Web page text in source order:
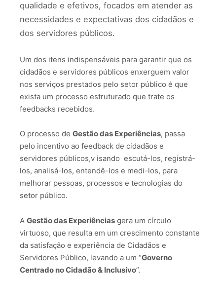
qualidade e efetivos, focados em atender as
necessidades e expectativas dos cidadãos e
dos servidores públicos.
Um dos itens indispensáveis para garantir que os
cidadãos e servidores públicos enxerguem valor
nos serviços prestados pelo setor público é que
exista um processo estruturado que trate os
feedbacks recebidos.
O processo de Gestão das Experiências, passa
pelo incentivo ao feedback de cidadãos e
servidores públicos,v isando escutá-los, registrá-
los, analisá-los, entendê-los e medi-los, para
melhorar pessoas, processos e tecnologias do
setor público.
A Gestão das Experiências gera um círculo
virtuoso, que resulta em um crescimento constante
da satisfação e experiência de Cidadãos e
Servidores Público, levando a um “Governo
Centrado no Cidadão & Inclusivo”.